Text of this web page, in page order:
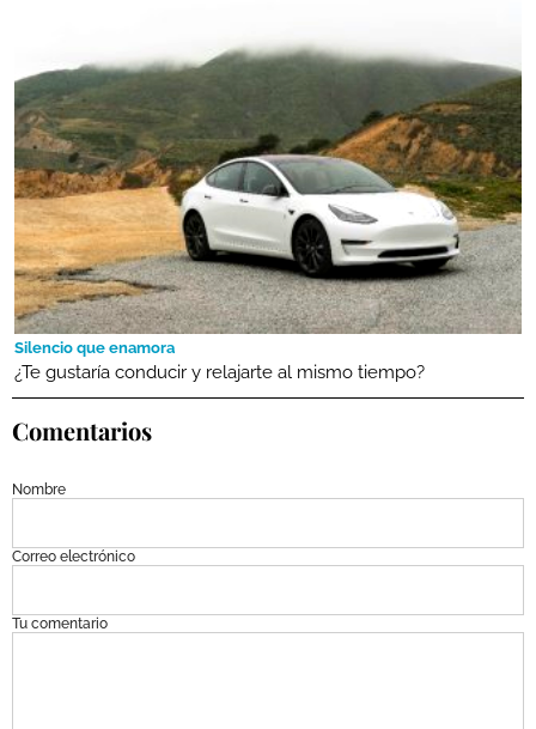
Silencio que enamora
¿Te gustaría conducir y relajarte al mismo tiempo?
Comentarios
Nombre
Correo electrónico
Tu comentario